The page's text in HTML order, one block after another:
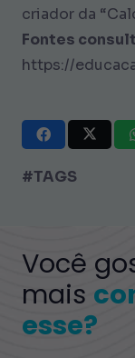
criador da
Fontes
https://
#TAGS
Você
mais
esse?